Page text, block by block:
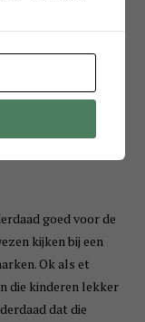
goed voor de
kijken bij een
Ok als et
die kinderen lekker
dat die